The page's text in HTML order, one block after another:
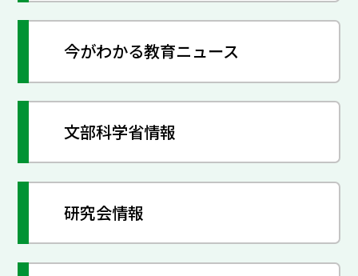
今がわかる教育ニュース
文部科学省情報
研究会情報